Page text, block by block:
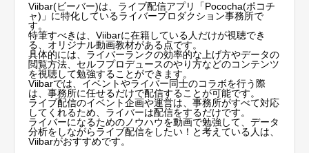
Viibar(ビーバー)は、ライブ配信アプリ「Pococha(ポコチ
ャ)」に特化しているライバープロダクション事務所で
す。
特筆すべきは、Viibarに在籍している人だけが視聴でき
る、オリジナル動画教材がある点です。
具体的には、ライバーランクの効率的な上げ方やデータの
閲覧方法、セルフプロデュースのやり方などのコンテンツ
を視聴して勉強することができます。
Viibarでは、イベントやライバー同士のコラボを行う際
は、事務所に任せるだけで配信することが可能です。
ライブ配信のイベント企画や運営は、事務所がすべて対応
してくれるため、ライバーは配信をするだけです。
ライバーになるためのノウハウを動画で勉強して、データ
分析をしながらライブ配信をしたい！と考えている人は、
Viibarがおすすめです。